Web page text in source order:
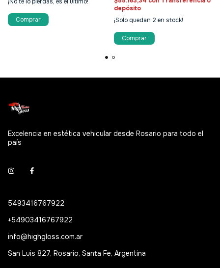
depósito
¡Solo quedan 2 en stock!
Comprar
Excelencia en estética vehicular desde Rosario para todo el
país
5493416767922
+54903416767922
info@highgloss.com.ar
San Luis 827, Rosario, Santa Fe, Argentina